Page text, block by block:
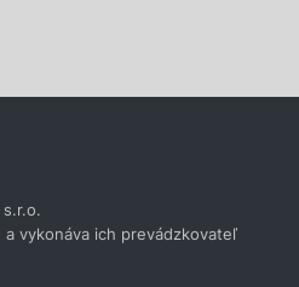
vykonáva ich prevádzkovateľ